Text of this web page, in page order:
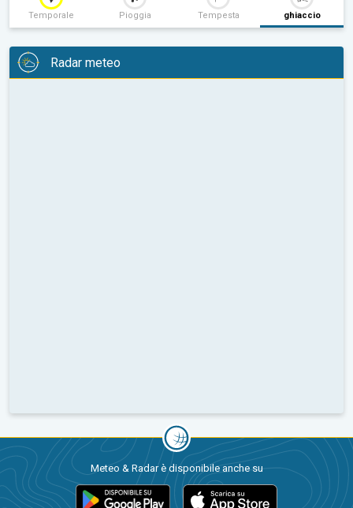
Temporale Pioggia Tempesta ghiaccio
Radar meteo
Meteo & Radar è disponibile anche su